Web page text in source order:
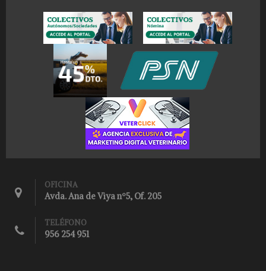
OFICINA
Avda. Ana de Viya nº5, Of. 205
TELÉFONO
956 254 951